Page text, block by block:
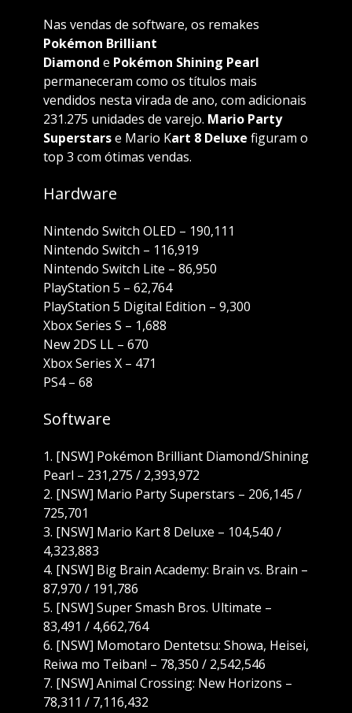
Nas vendas de software, os remakes
Pokémon Brilliant
Diamond e Pokémon Shining Pearl
permaneceram como os títulos mais
vendidos nesta virada de ano, com adicionais
231.275 unidades de varejo. Mario Party
Superstarse Mario Kart 8 Deluxe figuram o
top 3 com ótimas vendas.
Hardware
Nintendo Switch OLED – 190,111
Nintendo Switch – 116,919
Nintendo Switch Lite – 86,950
PlayStation 5 – 62,764
PlayStation 5 Digital Edition – 9,300
Xbox Series S – 1,688
New 2DS LL – 670
Xbox Series X – 471
PS4 – 68
Software
1. [NSW] Pokémon Brilliant Diamond/Shining
Pearl – 231,275 / 2,393,972
2. [NSW] Mario Party Superstars – 206,145 /
725,701
3. [NSW] Mario Kart 8 Deluxe – 104,540 /
4,323,883
4. [NSW] Big Brain Academy: Brain vs. Brain –
87,970 / 191,786
5. [NSW] Super Smash Bros. Ultimate –
83,491 / 4,662,764
6. [NSW] Momotaro Dentetsu: Showa, Heisei,
Reiwa mo Teiban! – 78,350 / 2,542,546
7. [NSW] Animal Crossing: New Horizons –
78,311 / 7,116,432